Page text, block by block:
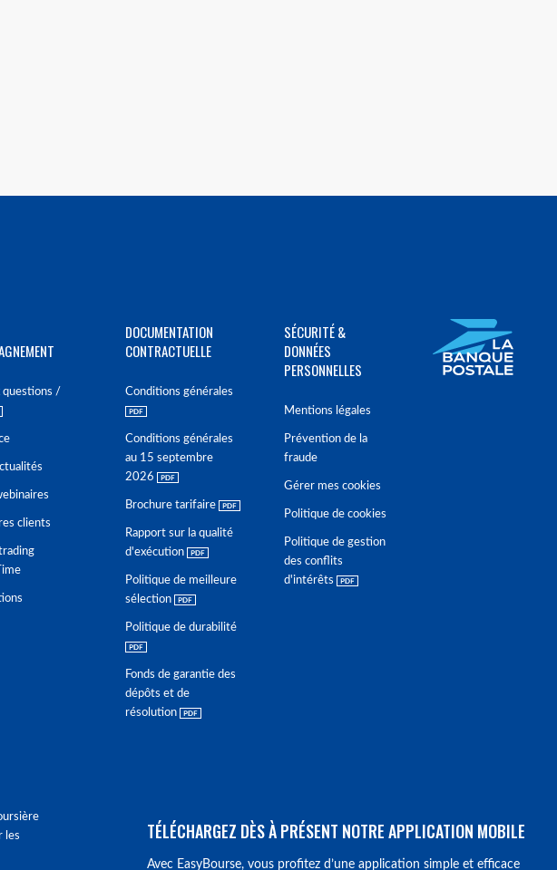
questions /
clients
DOCUMENTATION
CONTRACTUELLE
Conditions générales
Conditions générales
au 15 septembre
2026
Brochure tarifaire
Rapport sur la qualité
d'exécution
Politique de meilleure
sélection
Politique de durabilité
Fonds de garantie des
dépôts et de
résolution
SÉCURITÉ &
DONNÉES
PERSONNELLES
Mentions légales
Prévention de la
fraude
Gérer mes cookies
Politique de cookies
Politique de gestion
des conflits
d'intérêts
les
TÉLÉCHARGEZ DÈS À PRÉSENT NOTRE APPLICATION MOBILE
Avec EasyBourse, vous profitez d’une application simple et efficace